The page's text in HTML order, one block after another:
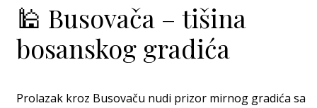
🕌 Busovača – tišina
bosanskog gradića
Prolazak kroz Busovaču nudi prizor mirnog gradića sa